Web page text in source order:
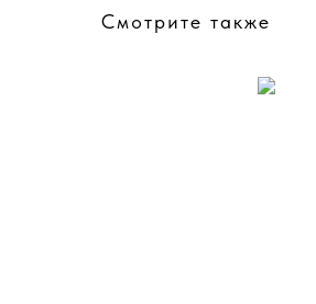
Смотрите также